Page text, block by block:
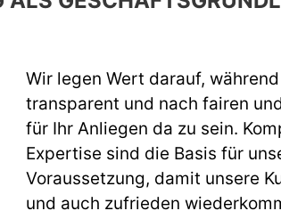
Wir legen Wert darauf,
transparent und nach fairen
für Ihr Anliegen da zu sein.
Expertise sind die Basis für
Voraussetzung, damit unsere
und auch zufrieden